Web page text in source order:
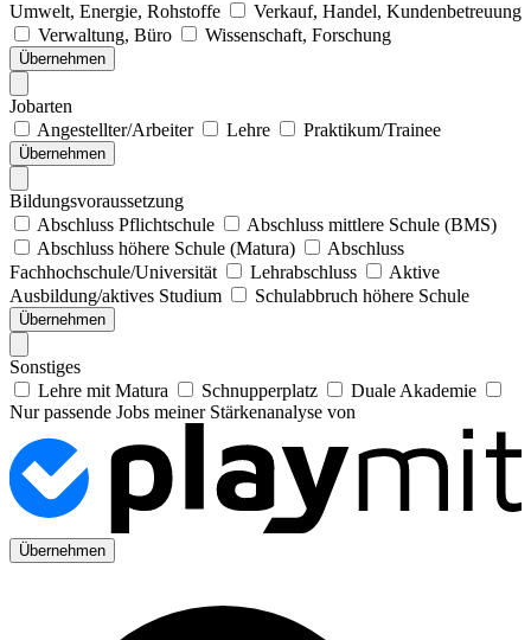
Umwelt, Energie, Rohstoffe
Verkauf, Handel, Kundenbetreuung
Verwaltung, Büro
Wissenschaft, Forschung
Übernehmen
Jobarten
Angestellter/Arbeiter
Lehre Praktikum/Trainee
Übernehmen
Bildungsvoraussetzung
Abschluss Pflichtschule
Abschluss mittlere Schule (BMS)
Abschluss höhere Schule (Matura)
Abschluss
Fachhochschule/Universität
Lehrabschluss
Aktive
Ausbildung/aktives Studium
Schulabbruch höhere Schule
Übernehmen
Sonstiges
Lehre mit Matura
Schnupperplatz
Duale Akademie
Nur passende Jobs meiner Stärkenanalyse von
Übernehmen